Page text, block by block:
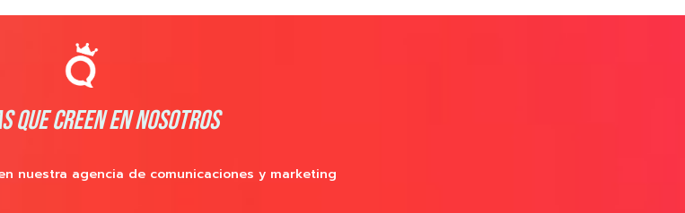
QUE CREEN EN NOSOTROS
nuestra agencia de comunicaciones y marketing